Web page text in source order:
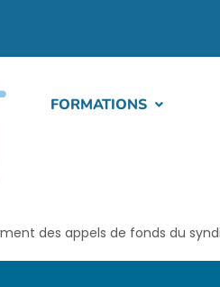
FORMATIONS
des appels de fonds du